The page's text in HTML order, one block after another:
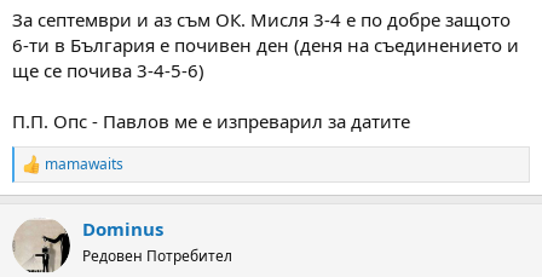
За септември и аз съм ОК. Мисля 3-4 е по добре защото
6-ти в България е почивен ден (деня на съединението и
ще се почива 3-4-5-6)
П.П. Опс - Павлов ме е изпреварил за датите
R
e
c
i
mamawaits
Dominus
Редовен Потребител